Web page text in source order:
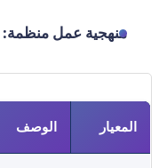
منهجية عمل منظمة:
المعيار الوصف